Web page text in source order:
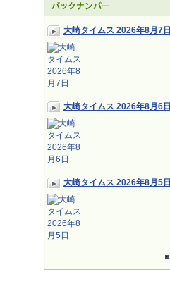
大崎タイムス 2026年8月7日
大崎タイムス 2026年8月6日
大崎タイムス 2026年8月5日